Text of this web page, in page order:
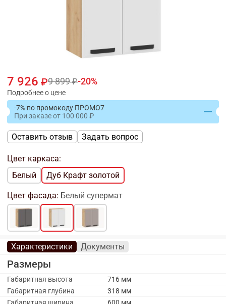
7 926 9 899 20
Подробнее о цене
-7% по промокоду ПРОМО7
При заказеот 100 000
Оставить отзыв Задать вопрос
Цвет каркаса:
Белый
Дуб Крафт золотой
Цвет фасада: Белый супермат
Характеристики Документы
Размеры
Габаритная высота
716 мм
Габаритная глубина
318 мм